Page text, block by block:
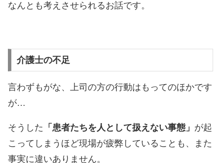
なんとも考えさせられるお話です。
介護士の不足
言わずもがな、上司の方の行動はもってのほかです
が…
そうした 「患者たちを人として扱えない事態」 が起
こってしまうほど現場が疲弊していることも、また
事実に違いありません。